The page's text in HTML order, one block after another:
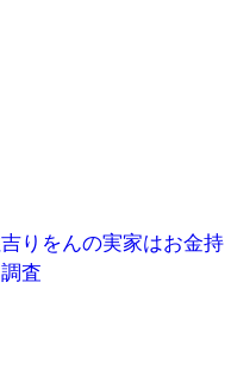
りをんの実家はお金持
査